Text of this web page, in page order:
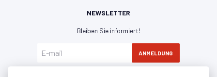
NEWSLETTER
Bleiben Sie informiert!
ANMELDUNG